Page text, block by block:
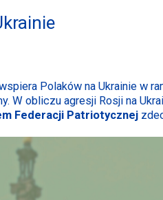
Polaków na Ukrainie w
W obliczu agresji Rosji na
Federacji Patriotycznej